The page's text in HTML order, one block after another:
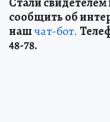
сообщить об
нашчат-бот.
48-78.